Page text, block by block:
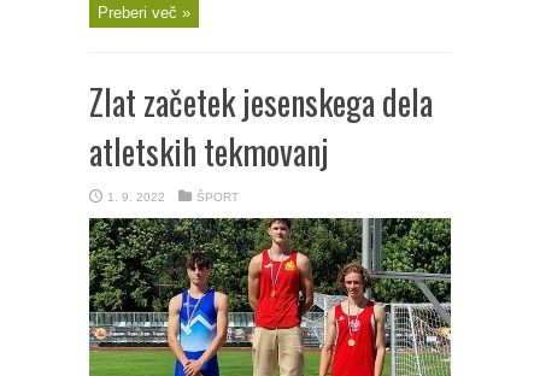
Preberi več »
Zlat začetek jesenskega dela
atletskih tekmovanj
1. 9. 2022 ŠPORT